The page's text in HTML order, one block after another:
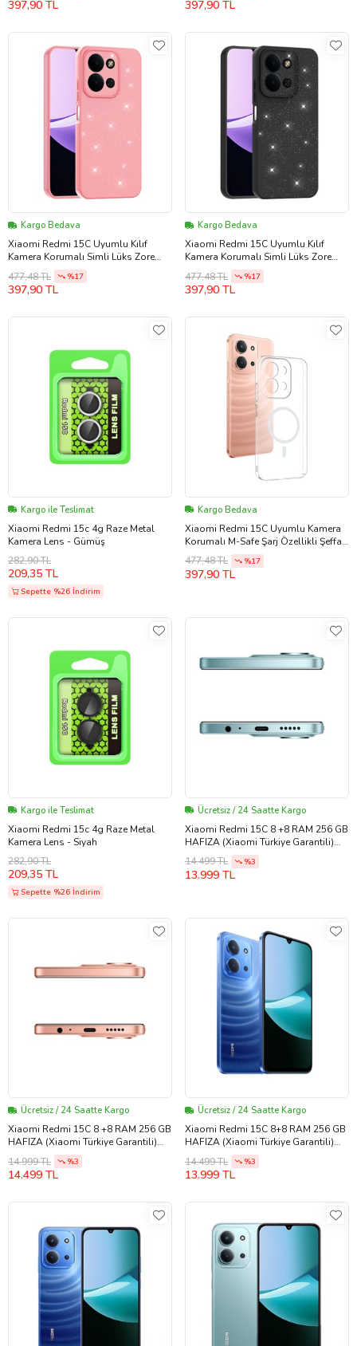
397,90 TL 397,90 TL
Kargo Bedava
Xiaomi Redmi 15C Uyumlu Kılıf
Kamera Korumalı Simli Lüks Zore
Koton Kapak
477,48 TL %17
397,90 TL
Kargo Bedava
Xiaomi Redmi 15C Uyumlu Kılıf
Kamera Korumalı Simli Lüks Zore
Koton Kapak
477,48 TL %17
397,90 TL
Kargo ile Teslimat
Xiaomi Redmi 15c 4g Raze Metal
Kamera Lens - Gümüş
282,90 TL
209,35 TL
Sepette %26 İndirim
Kargo Bedava
Xiaomi Redmi 15C Uyumlu Kamera
Korumalı M-Safe Şarj Özellikli Şeffaf
Zore London Sert PC Kapak
477,48 TL %17
397,90 TL
Kargo ile Teslimat
Xiaomi Redmi 15c 4g Raze Metal
Kamera Lens - Siyah
282,90 TL
209,35 TL
Sepette %26 İndirim
Ücretsiz / 24 Saatte Kargo
Xiaomi Redmi 15C 8 +8 RAM 256 GB
HAFIZA (Xiaomi Türkiye Garantili)
(Nane Yeşili)
14.499 TL %3
13.999 TL
Ücretsiz / 24 Saatte Kargo
Xiaomi Redmi 15C 8 +8 RAM 256 GB
HAFIZA (Xiaomi Türkiye Garantili)
(Turuncu)
14.999 TL %3
14.499 TL
Ücretsiz / 24 Saatte Kargo
Xiaomi Redmi 15C 8+8 RAM 256 GB
HAFIZA (Xiaomi Türkiye Garantili)
(Mavi)
14.499 TL %3
13.999 TL